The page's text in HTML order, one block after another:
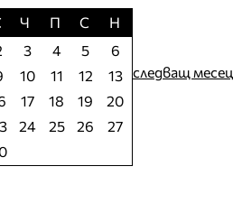
Ч П С
Н
3 4 5
6
10 11 12
13
17 18 19
20
24 25 26
27
следващ месец